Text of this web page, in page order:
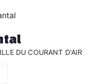
DU COURANT D'AIR